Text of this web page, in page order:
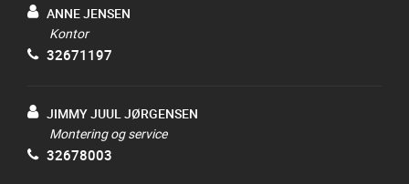
ANNE JENSEN
Kontor
32671197
JIMMY JUUL JØRGENSEN
Montering og service
32678003